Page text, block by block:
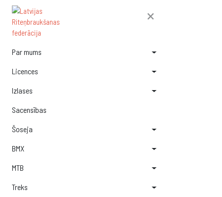
×
Par mums
Licences
Izlases
Sacensības
Šoseja
BMX
MTB
Treks